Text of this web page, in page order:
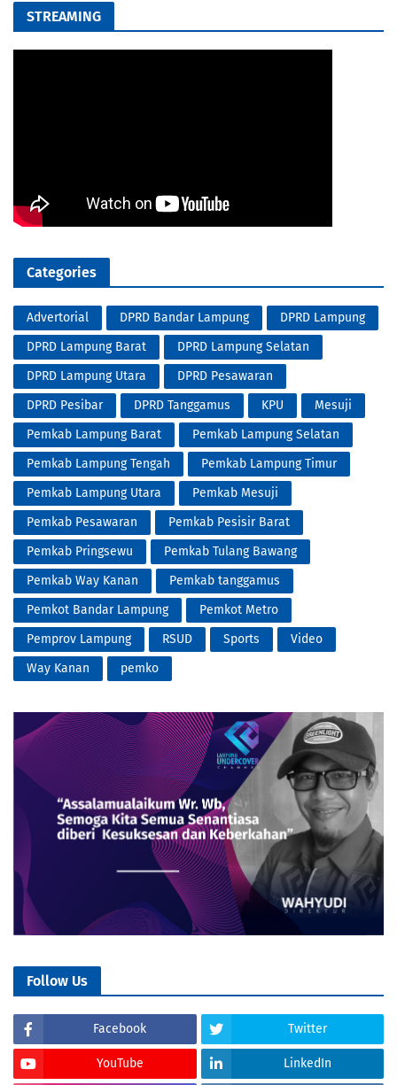
STREAMING
Categories
Advertorial DPRD Bandar Lampung
DPRD Lampung
DPRD Lampung Barat
DPRD Lampung Selatan
DPRD Lampung Utara
DPRD Pesawaran
DPRD Pesibar
DPRD Tanggamus KPU
Mesuji
Pemkab Lampung Barat
Pemkab Lampung Selatan
Pemkab Lampung Tengah
Pemkab Lampung Timur
Pemkab Lampung Utara
Pemkab Mesuji
Pemkab Pesawaran
Pemkab Pesisir Barat
Pemkab Pringsewu
Pemkab Tulang Bawang
Pemkab Way Kanan
Pemkab tanggamus
Pemkot Bandar Lampung
Pemkot Metro
Pemprov Lampung
RSUD Sports
Video
Way Kanan
pemko
Follow Us
Facebook Twitter
YouTube LinkedIn